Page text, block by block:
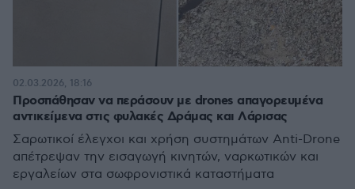
Προσπάθησαν να περάσουν με drones απαγορευμένα
αντικείμενα στις φυλακές Δράμας και Λάρισας
Σαρωτικοί έλεγχοι και χρήση συστημάτων Anti-Drone
απέτρεψαν την εισαγωγή κινητών, ναρκωτικών και
εργαλείων στα σωφρονιστικά καταστήματα
02.03.2026, 18:16